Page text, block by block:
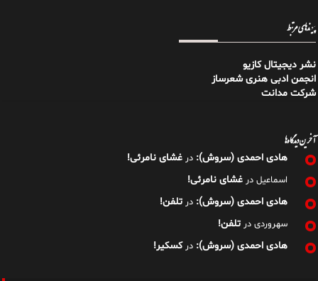
پیوندهای مرتبط
نشر دیجیتال کازیو
انجمن ادبی هنری شعرساز
شرکت مدانت
آخرین دیدگاه‌ها
هادی احمدی (سروش): در غشای نامرئی!
اسماعیل در غشای نامرئی!
هادی احمدی (سروش): در تلفن!
سهروردی در تلفن!
هادی احمدی (سروش): درکسکیر!